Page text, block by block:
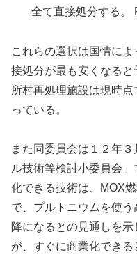
全て直接処分する。
これらの選択は国情に
接処分が最も安くなる
所村再処理施設は現時
っている。
また同委員会は１２年
ル技術等検討小委員会
化できる技術は、MOX
で、プルトニウムを使
降になるとの見通しを
が、すぐに商業化できる